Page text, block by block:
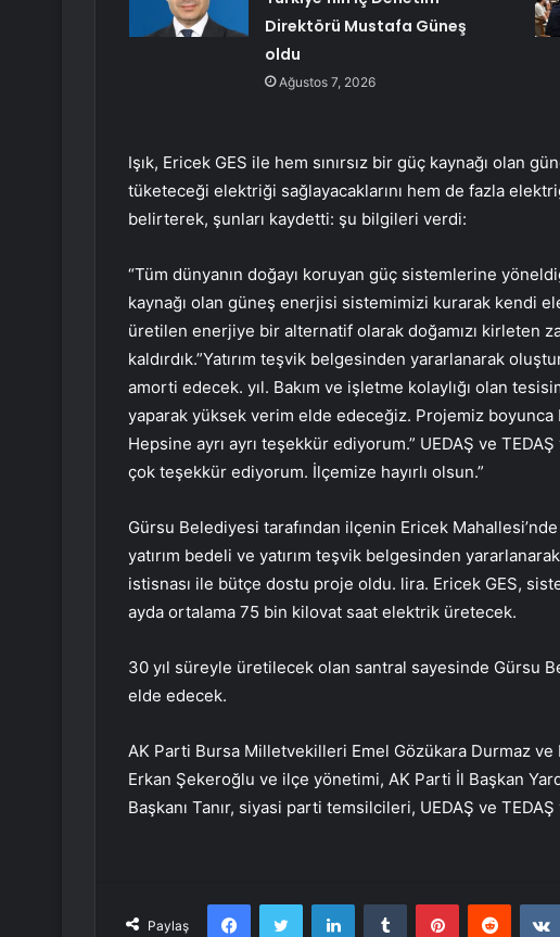
Direktörü Mustafa Güneş
oldu
Ağustos 7, 2026
Işık, Ericek GES ile hem sınırsız bir güç kaynağı olan
tüketeceği elektriği sağlayacaklarını hem de fazla
belirterek, şunları kaydetti: şu bilgileri verdi:
“Tüm dünyanın doğayı koruyan güç sistemlerine
kaynağı olan güneş enerjisi sistemimizi kurarak kendi
üretilen enerjiye bir alternatif olarak doğamızı kirleten
kaldırdık.”Yatırım teşvik belgesinden yararlanarak
amorti edecek. yıl. Bakım ve işletme kolaylığı olan
yaparak yüksek verim elde edeceğiz. Projemiz boyunca
Hepsine ayrı ayrı teşekkür ediyorum.” UEDAŞ ve
çok teşekkür ediyorum. İlçemize hayırlı olsun.”
Gürsu Belediyesi tarafından ilçenin Ericek
yatırım bedeli ve yatırım teşvik belgesinden
istisnası ile bütçe dostu proje oldu. lira. Ericek GES,
ayda ortalama 75 bin kilovat saat elektrik üretecek.
30 yıl süreyle üretilecek olan santral sayesinde Gürsu
elde edecek.
AK Parti Bursa Milletvekilleri Emel Gözükara Durmaz ve
Erkan Şekeroğlu ve ilçe yönetimi, AK Parti İl Başkan
Başkanı Tanır, siyasi parti temsilcileri, UEDAŞ ve
Paylaş
FacebookTwitter LinkedInTumblr PinterestReddit